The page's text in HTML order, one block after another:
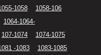
1058
1058-106
1064-1064-
107-1074
1074-1075
-1083
1083-1085